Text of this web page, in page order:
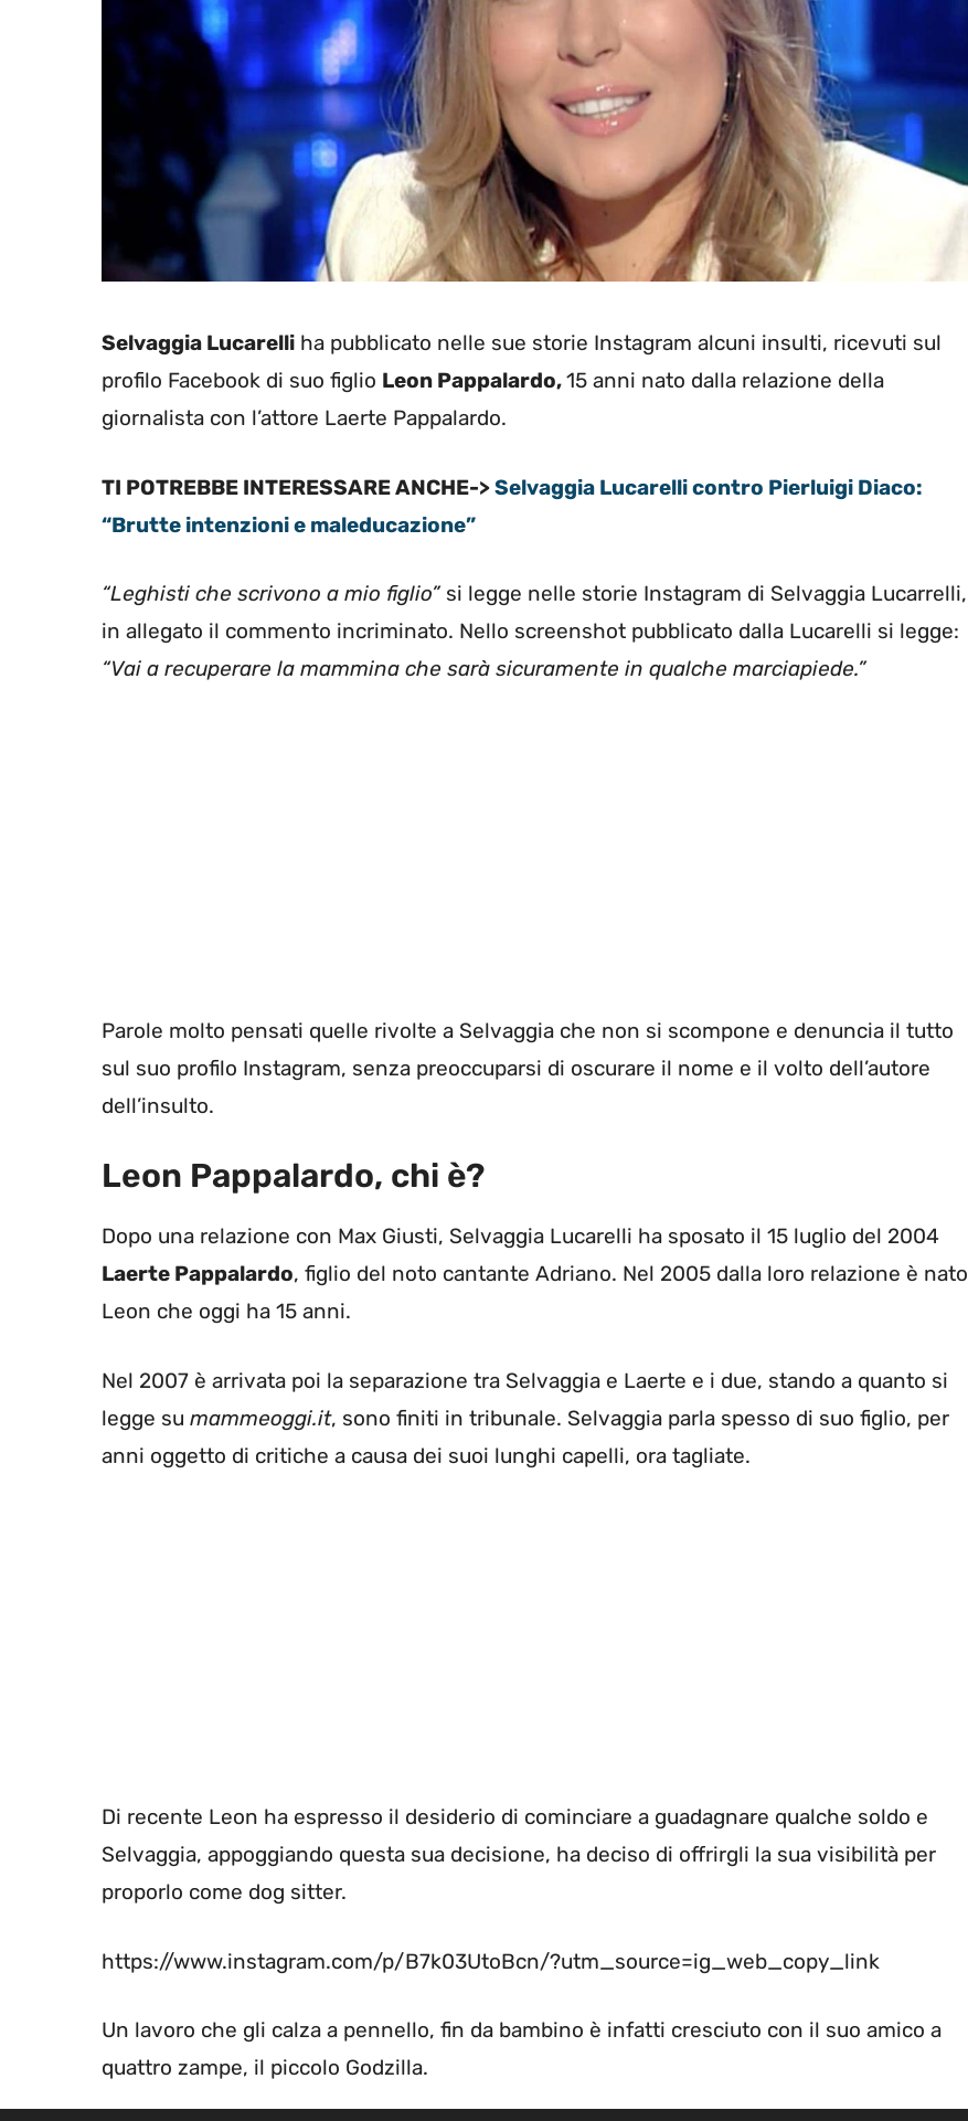
Selvaggia Lucarelli ha pubblicato nelle sue storie Instagram alcuni insulti, ricevuti sul
profilo Facebook di suo figlio Leon Pappalardo,15 anni nato dalla relazione della
giornalista con l’attore Laerte Pappalardo.
TI POTREBBE INTERESSARE ANCHE->Selvaggia Lucarelli contro Pierluigi Diaco:
“Brutte intenzioni e maleducazione”
“Leghisti che scrivono a mio figlio” si legge nelle storie Instagram di Selvaggia Lucarrelli,
in allegato il commento incriminato. Nello screenshot pubblicato dalla Lucarelli si legge:
“Vai a recuperare la mammina che sarà sicuramente in qualche marciapiede.”
Parole molto pensati quelle rivolte a Selvaggia che non si scompone e denuncia il tutto
sul suo profilo Instagram, senza preoccuparsi di oscurare il nome e il volto dell’autore
dell’insulto.
Leon Pappalardo, chi è?
Dopo una relazione con Max Giusti, Selvaggia Lucarelli ha sposato il 15 luglio del 2004
Laerte Pappalardo, figlio del noto cantante Adriano. Nel 2005 dalla loro relazione è nato
Leon che oggi ha 15 anni.
Nel 2007 è arrivata poi la separazione tra Selvaggia e Laerte e i due, stando a quanto si
legge su mammeoggi.it, sono finiti in tribunale. Selvaggia parla spesso di suo figlio, per
anni oggetto di critiche a causa dei suoi lunghi capelli, ora tagliate.
Di recente Leon ha espresso il desiderio di cominciare a guadagnare qualche soldo e
Selvaggia, appoggiando questa sua decisione, ha deciso di offrirgli la sua visibilità per
proporlo come dog sitter.
https://www.instagram.com/p/B7k03UtoBcn/?utm_source=ig_web_copy_link
Un lavoro che gli calza a pennello, fin da bambino è infatti cresciuto con il suo amico a
quattro zampe, il piccolo Godzilla.